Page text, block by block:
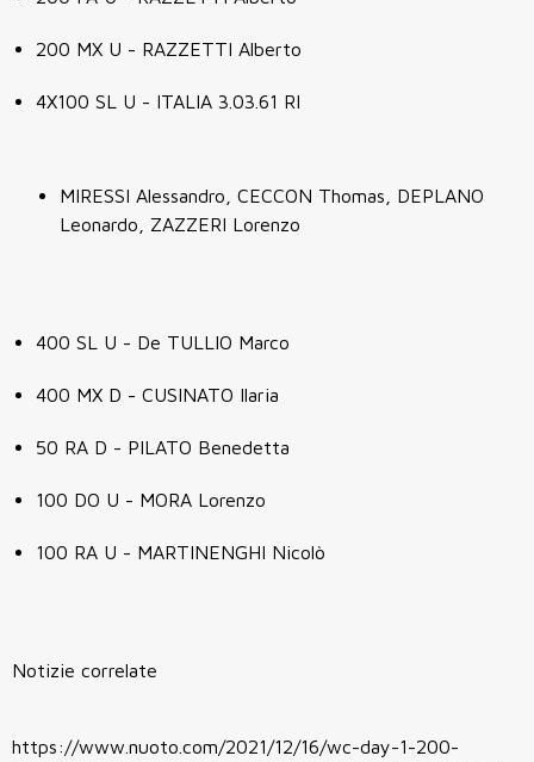
200 MX U - RAZZETTI Alberto
4X100 SL U - ITALIA 3.03.61 RI
MIRESSI Alessandro, CECCON Thomas, DEPLANO
Leonardo, ZAZZERI Lorenzo
400 SL U - De TULLIO Marco
400 MX D - CUSINATO Ilaria
50 RA D - PILATO Benedetta
100 DO U - MORA Lorenzo
100 RA U - MARTINENGHI Nicolò
Notizie correlate
https://www.nuoto.com/2021/12/16/wc-day-1-200-